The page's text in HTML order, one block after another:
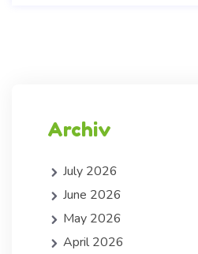
Archiv
July 2026
June 2026
May 2026
April 2026